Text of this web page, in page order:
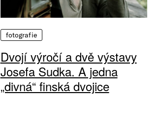
fotografie
Dvojí výročí a dvě výstavy
Josefa Sudka. A jedna
„divná“ finská dvojice